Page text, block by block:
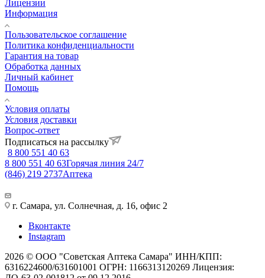
Лицензии
Информация
Пользовательское соглашение
Политика конфиденциальности
Гарантия на товар
Обработка данных
Личный кабинет
Помощь
Условия оплаты
Условия доставки
Вопрос-ответ
Подписаться на рассылку
8 800 551 40 63
8 800 551 40 63Горячая линия 24/7
(846) 219 2737Аптека
г. Самара, ул. Солнечная, д. 16, офис 2
Вконтакте
Instagram
2026 © ООО "Советская Аптека Самара" ИНН/КПП:
6316224600/631601001 ОГРН: 1166313120269 Лицензия: